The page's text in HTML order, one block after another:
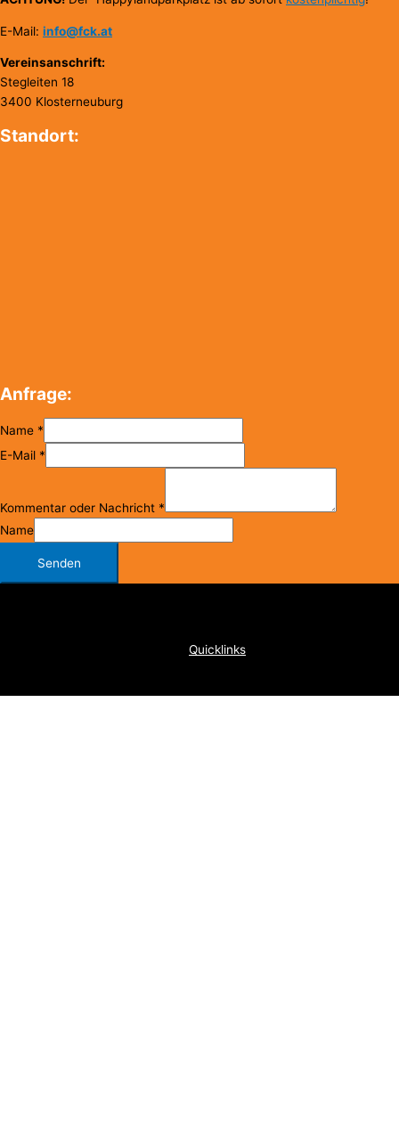
E-Mail: info@fck.at
Vereinsanschrift:
Stegleiten 18
3400 Klosterneuburg
Standort:
Anfrage:
Name *
E-Mail *
Kommentar oder Nachricht *
Name
Senden
Quicklinks